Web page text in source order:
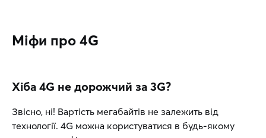
Міфи про 4G
Хіба 4G не дорожчий за 3G?
Звісно, ні! Вартість мегабайтів не залежить від
технології. 4G можна користуватися в будь-якому